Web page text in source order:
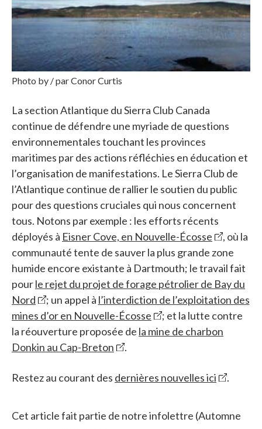
Photo by / par Conor Curtis
La section Atlantique du Sierra Club Canada
continue de défendre une myriade de questions
environnementales touchant les provinces
maritimes par des actions réfléchies en éducation et
l’organisation de manifestations. Le Sierra Club de
l’Atlantique continue de rallier le soutien du public
pour des questions cruciales qui nous concernent
tous. Notons par exemple : les efforts récents
déployés à Eisner Cove, en Nouvelle-Écosse
, où la
communauté tente de sauver la plus grande zone
humide encore existante à Dartmouth; le travail fait
pourle rejet du projet de forage pétrolier de Bay du
Nord
; un appel à l’interdiction de l’exploitation des
mines d’or en Nouvelle-Écosse
; et la lutte contre
la réouverture proposée de la mine de charbon
Donkin au Cap-Breton
.
Restez au courant des dernières nouvelles ici .
Cet article fait partie de notre infolettre (Automne